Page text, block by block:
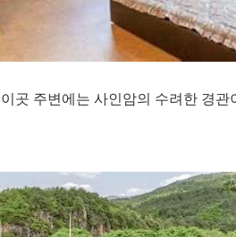
곳 주변에는 사인암의 수려한 경